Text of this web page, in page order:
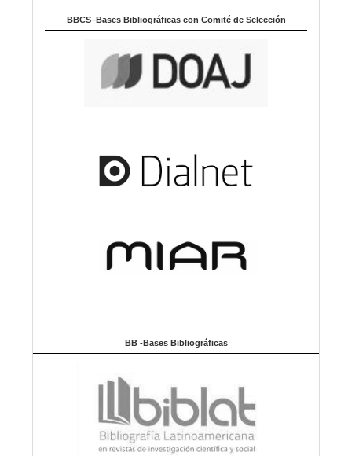
BBCS–Bases Bibliográficas con Comité de Selección
BB -Bases Bibliográficas